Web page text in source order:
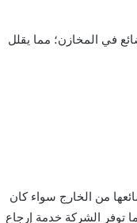
في المخازن؛ مما يقلل
من الخارج سواء كان
توفر الشركة خدمة إرجاع